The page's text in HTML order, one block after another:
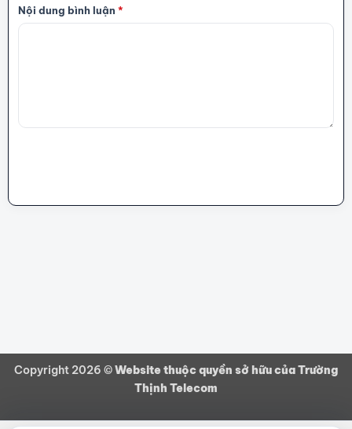
Nội dung bình luận *
Copyright 2026 ©Website thuộc quyền sở hữu của Trường
Thịnh Telecom